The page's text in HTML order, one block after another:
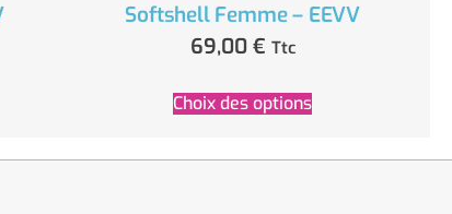
Softshell Femme – EEVV
69,00 € Ttc
Choix des options